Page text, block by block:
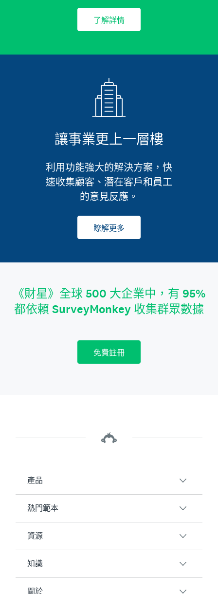
了解詳情
讓事業更上一層樓
利用功能強大的解決方案，快
速收集顧客、潛在客戶和員工
的意見反應。
瞭解更多
《財星》全球 500 大企業中，有 95%
都依賴 SurveyMonkey 收集群眾數據
免費註冊
產品
調查問卷
熱門範本
員工參與度
資源
部落格
知識
關於